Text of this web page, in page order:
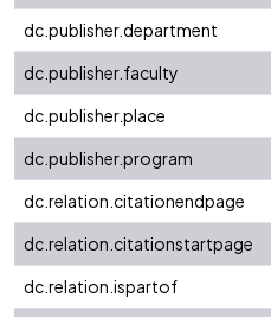
dc.publisher.department
dc.publisher.faculty
dc.publisher.place
dc.publisher.program
dc.relation.citationendpage
dc.relation.citationstartpage
dc.relation.ispartof